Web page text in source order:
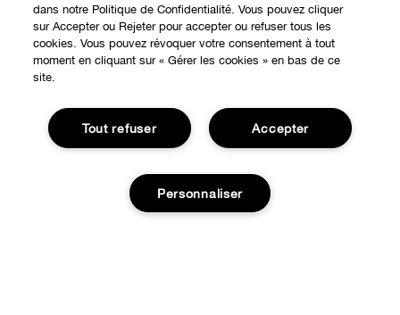
EXPÉRIENCE EN LIGNE
Offres Spéciales
Programme de Fidélité
À PROPOS
dans notre Politique de Confidentialité. Vous pouvez cliquer
sur Accepter ou Rejeter pour accepter ou refuser tous les
cookies. Vous pouvez révoquer votre consentement à tout
moment en cliquant sur « Gérer les cookies » en bas de ce
site.
Accepter
Tout refuser
Personnaliser